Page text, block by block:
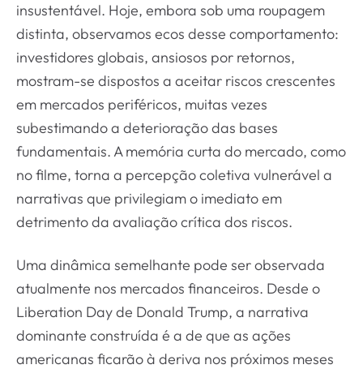
insustentável. Hoje, embora sob uma roupagem
distinta, observamos ecos desse comportamento:
investidores globais, ansiosos por retornos,
mostram-se dispostos a aceitar riscos crescentes
em mercados periféricos, muitas vezes
subestimando a deterioração das bases
fundamentais. A memória curta do mercado, como
no filme, torna a percepção coletiva vulnerável a
narrativas que privilegiam o imediato em
detrimento da avaliação crítica dos riscos.
Uma dinâmica semelhante pode ser observada
atualmente nos mercados financeiros. Desde o
Liberation Day de Donald Trump, a narrativa
dominante construída é a de que as ações
americanas ficarão à deriva nos próximos meses